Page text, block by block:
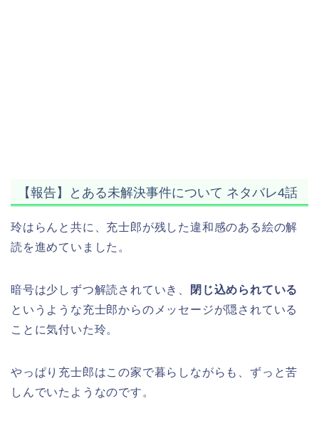
【報告】とある未解決事件について ネタバレ4話
玲はらんと共に、充士郎が残した違和感のある絵の解
読を進めていました。
暗号は少しずつ解読されていき、
閉じ込められている
というような充士郎からのメッセージが隠されている
ことに気付いた玲。
やっぱり充士郎はこの家で暮らしながらも、ずっと苦
しんでいたようなのです。